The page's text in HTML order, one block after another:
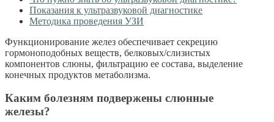
Показания к ультразвуковой диагностике
Методика проведения УЗИ
Функционирование желез обеспечивает секрецию
гормоноподобных веществ, белковых/слизистых
компонентов слюны, фильтрацию ее состава, выделение
конечных продуктов метаболизма.
Каким болезням подвержены слюнные
железы?